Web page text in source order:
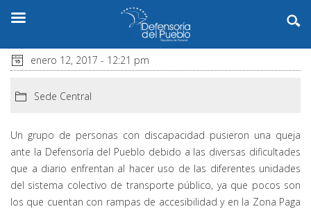
enero 12, 2017 - 12:21 pm
Sede Central
Un grupo de personas con discapacidad pusieron una queja
ante la Defensoría del Pueblo debido a las diversas dificultades
que a diario enfrentan al hacer uso de las diferentes unidades
del sistema colectivo de transporte público, ya que pocos son
los que cuentan con rampas de accesibilidad y en la Zona Paga